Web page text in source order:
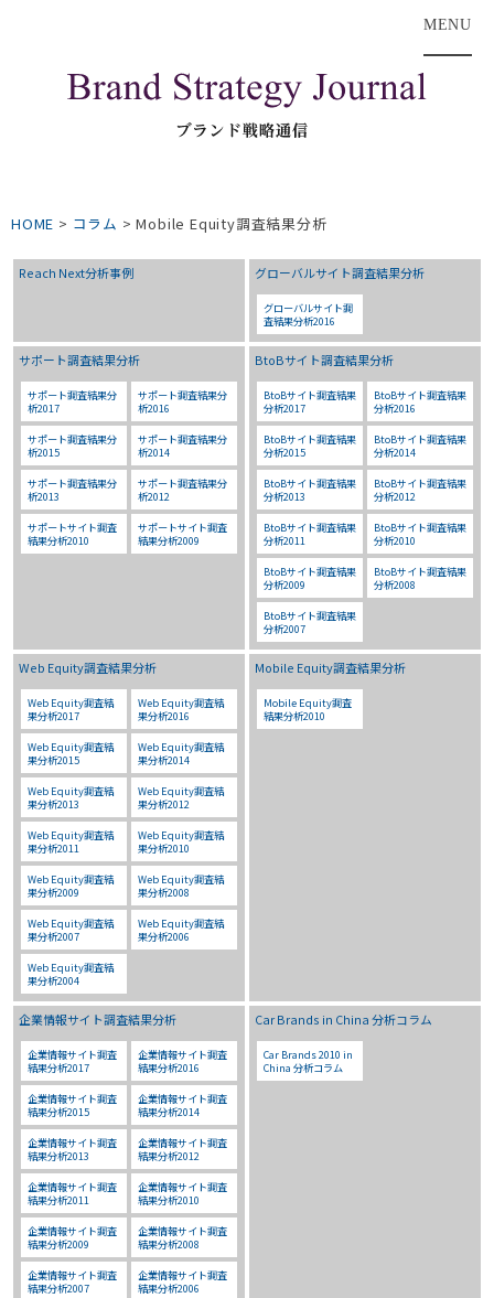
MENU
HOME > コラム >Mobile Equity調査結果分析
Reach Next分析事例 グローバルサイト調査結果分析
グローバルサイト調
査結果分析2016
サポート調査結果分析
サポート調査結果分
析2017
サポート調査結果分
析2016
サポート調査結果分
析2015
サポート調査結果分
析2014
サポート調査結果分
析2013
サポート調査結果分
析2012
サポートサイト調査
結果分析2010
サポートサイト調査
結果分析2009
BtoBサイト調査結果分析
BtoBサイト調査結果
分析2017
BtoBサイト調査結果
分析2016
BtoBサイト調査結果
分析2015
BtoBサイト調査結果
分析2014
BtoBサイト調査結果
分析2013
BtoBサイト調査結果
分析2012
BtoBサイト調査結果
分析2011
BtoBサイト調査結果
分析2010
BtoBサイト調査結果
分析2009
BtoBサイト調査結果
分析2008
BtoBサイト調査結果
分析2007
Web Equity調査結果分析
Web Equity調査結
果分析2017
Web Equity調査結
果分析2016
Web Equity調査結
果分析2015
Web Equity調査結
果分析2014
Web Equity調査結
果分析2013
Web Equity調査結
果分析2012
Web Equity調査結
果分析2011
Web Equity調査結
果分析2010
Web Equity調査結
果分析2009
Web Equity調査結
果分析2008
Web Equity調査結
果分析2007
Web Equity調査結
果分析2006
Web Equity調査結
果分析2004
Mobile Equity調査結果分析
Mobile Equity調査
結果分析2010
企業情報サイト調査結果分析
企業情報サイト調査
結果分析2017
企業情報サイト調査
結果分析2016
企業情報サイト調査
結果分析2015
企業情報サイト調査
結果分析2014
企業情報サイト調査
結果分析2013
企業情報サイト調査
結果分析2012
企業情報サイト調査
結果分析2011
企業情報サイト調査
結果分析2010
企業情報サイト調査
結果分析2009
企業情報サイト調査
結果分析2008
企業情報サイト調査
結果分析2007
企業情報サイト調査
結果分析2006
Car Brands in China 分析コラム
Car Brands 2010 in
China 分析コラム